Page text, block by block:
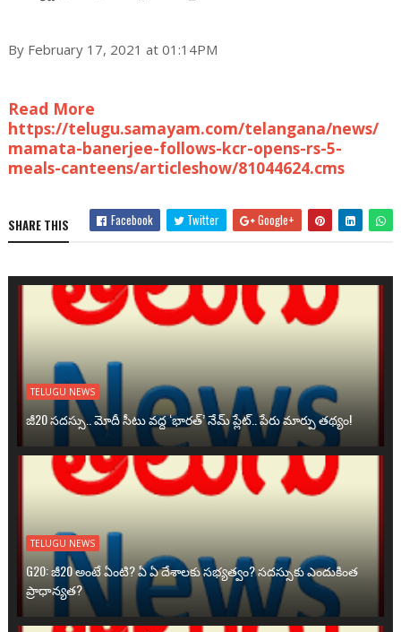
By February 17, 2021 at 01:14PM
Read More
https://telugu.samayam.com/telangana/news/
mamata-banerjee-follows-kcr-opens-rs-5-
meals-canteens/articleshow/81044624.cms
SHARE THIS Facebook Twitter Google+
TELUGU NEWS
జీ20 సదస్సు.. మోదీ సీటు వద్ద ‘భారత్’ నేమ్ ప్లేట్‌.. పేరు మార్పు తథ్యం!
TELUGU NEWS
G20: జీ20 అంటే ఏంటి? ఏ ఏ దేశాలకు సభ్యత్వం? సదస్సుకు ఎందుకింత
ప్రాధాన్యత?